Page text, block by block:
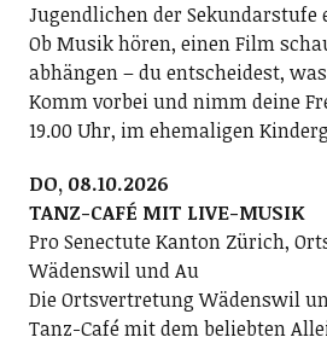
Jugendlichen der Sekundarstufe
Ob Musik hören, einen Film
abhängen – du entscheidest,
Komm vorbei und nimm deine
19.00 Uhr, im ehemaligen
DO, 08.10.2026
TANZ-CAFÉ MIT LIVE-MUSIK
Pro Senectute Kanton Zürich,
Wädenswil und Au
Die Ortsvertretung Wädenswil
Tanz-Café mit dem beliebten